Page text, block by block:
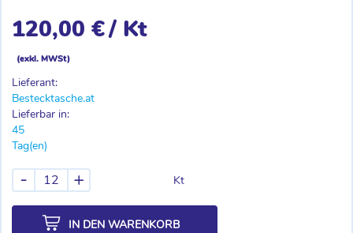
120,00 €/ Kt
(exkl. MWSt)
Lieferant:
Bestecktasche.at
Lieferbar in:
45
Tag(en)
Kt
- +
IN DEN WARENKORB